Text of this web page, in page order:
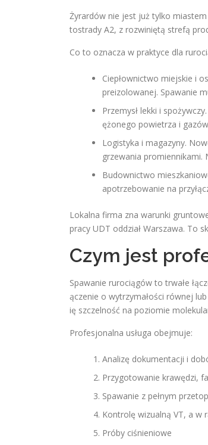
Żyrardów nie jest już tylko
tostrady A2, z rozwiniętą strefą
Co to oznacza w praktyce dla
Ciepłownictwo miejskie i
preizolowanej. Spawanie
Przemysł lekki i
ężonego powietrza i
Logistyka i magazyny.
grzewania promiennikami.
Budownictwo
apotrzebowanie na
Lokalna firma zna warunki
pracy UDT oddział Warszawa. To
Czym jest
Spawanie rurociągów to trwałe
ączenie o wytrzymałości równej
ię szczelność na poziomie
Profesjonalna usługa obejmuje:
Analizę dokumentacji i
Przygotowanie krawędzi,
Spawanie z pełnym
Kontrolę wizualną VT, a w
Próby ciśnieniowe